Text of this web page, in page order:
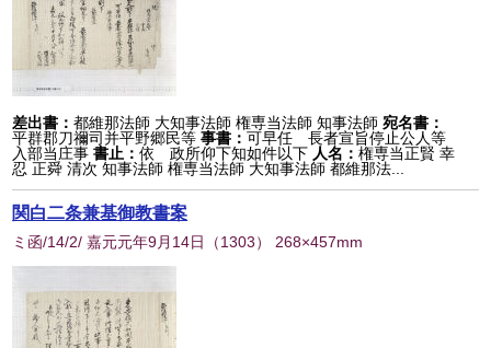
差出書：都維那法師 大知事法師 権専当法師 知事法師 宛名書：
平群郡刀禰司并平野郷民等 事書：可早任 長者宣旨停止公人等
入部当庄事書止：依 政所仰下知如件以下 人名：権専当正賢 幸
忍 正舜 清次 知事法師 権専当法師 大知事法師 都維那法...
関白二条兼基御教書案
ミ函/14/2/ 嘉元元年9月14日 （1303） 268×457mm